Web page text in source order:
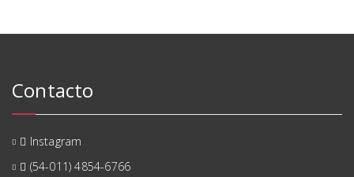
Contacto
Instagram
(54-011) 4854-6766